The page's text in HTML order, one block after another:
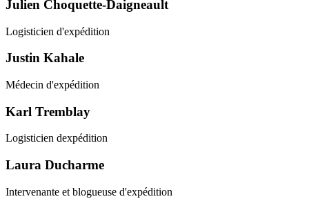
Julien Choquette-Daigneault
Logisticien d'expédition
Justin Kahale
Médecin d'expédition
Karl Tremblay
Logisticien dexpédition
Laura Ducharme
Intervenante et blogueuse d'expédition